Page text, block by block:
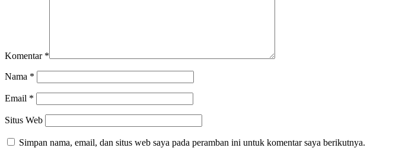
Komentar *
Nama *
Email *
Situs Web
Simpan nama, email, dan situs web saya pada peramban ini untuk komentar saya berikutnya.